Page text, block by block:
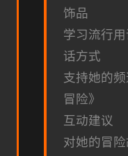
饰品
学习流行
话方式
支持她的
冒险》
互动建议
对她的冒